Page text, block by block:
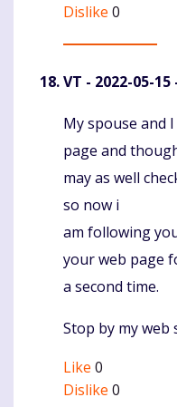
Dislike 0
VT - 2022-05-15
Komentaras
My spouse and
page and
may as well
so now i
am following
your web page
a second time.
Stop by my web
Like 0
Dislike 0